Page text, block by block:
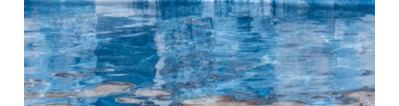
PVC
armé
par